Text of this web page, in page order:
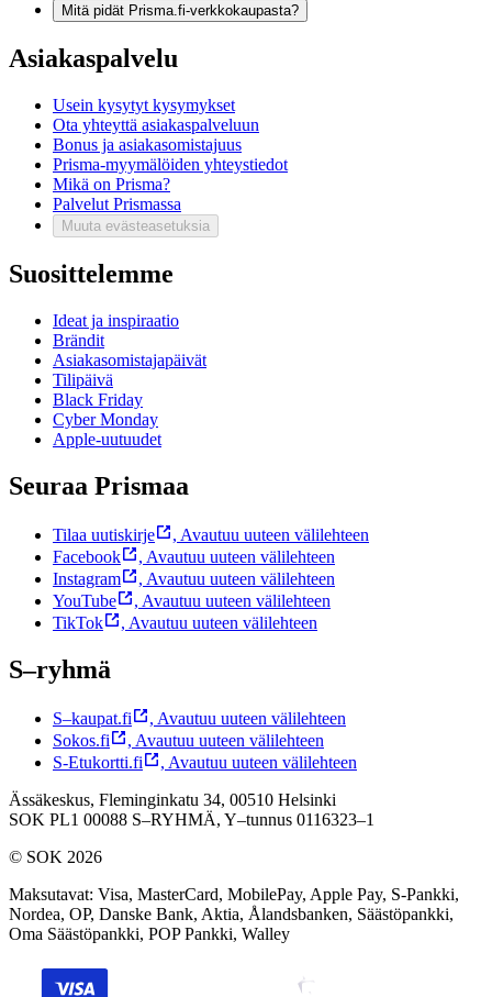
Mitä pidät Prisma.fi-verkkokaupasta?
Asiakaspalvelu
Usein kysytyt kysymykset
Ota yhteyttä asiakaspalveluun
Bonus ja asiakasomistajuus
Prisma-myymälöiden yhteystiedot
Mikä on Prisma?
Palvelut Prismassa
Muuta evästeasetuksia
Suosittelemme
Ideat ja inspiraatio
Brändit
Asiakasomistajapäivät
Tilipäivä
Black Friday
Cyber Monday
Apple-uutuudet
Seuraa Prismaa
Tilaa uutiskirje , Avautuu uuteen välilehteen
Facebook
, Avautuu uuteen välilehteen
Instagram
, Avautuu uuteen välilehteen
YouTube
, Avautuu uuteen välilehteen
TikTok
, Avautuu uuteen välilehteen
S–ryhmä
S–kaupat.fi , Avautuu uuteen välilehteen
Sokos.fi
, Avautuu uuteen välilehteen
S-Etukortti.fi
, Avautuu uuteen välilehteen
Ässäkeskus, Fleminginkatu 34, 00510 Helsinki
SOK PL1 00088 S–RYHMÄ, Y–tunnus 0116323–1
© SOK 2026
Maksutavat: Visa, MasterCard, MobilePay, Apple Pay, S-Pankki,
Nordea, OP, Danske Bank, Aktia, Ålandsbanken, Säästöpankki,
Oma Säästöpankki, POP Pankki, Walley